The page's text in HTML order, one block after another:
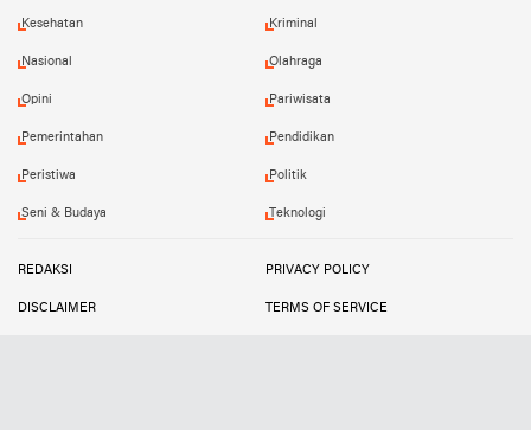
Kesehatan Kriminal
Nasional Olahraga
Opini Pariwisata
Pemerintahan Pendidikan
Peristiwa Politik
Seni & Budaya Teknologi
REDAKSI PRIVACY POLICY
DISCLAIMER TERMS OF SERVICE